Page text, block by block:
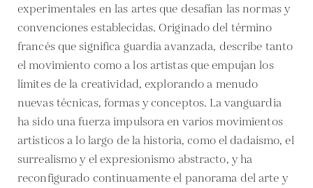
experimentales en las artes que desafían las normas y
convenciones establecidas. Originado del término
francés que significa guardia avanzada, describe tanto
el movimiento como a los artistas que empujan los
límites de la creatividad, explorando a menudo
nuevas técnicas, formas y conceptos. La vanguardia
ha sido una fuerza impulsora en varios movimientos
artísticos a lo largo de la historia, como el dadaísmo, el
surrealismo y el expresionismo abstracto, y ha
reconfigurado continuamente el panorama del arte y